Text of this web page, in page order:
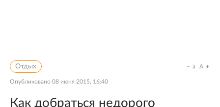
Отдых
Опубликовано 08 июня 2015, 16:40
a A
Как добраться недорого